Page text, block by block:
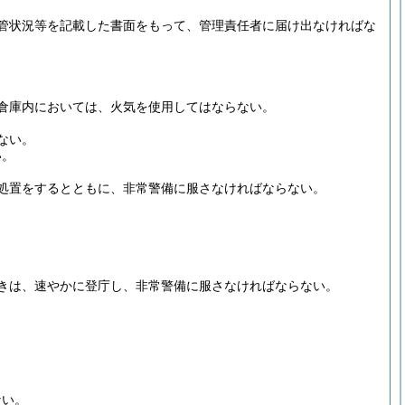
況等を記載した書面をもって、管理責任者に届け出なければな
庫内においては、火気を使用してはならない。
。
をするとともに、非常警備に服さなければならない。
、速やかに登庁し、非常警備に服さなければならない。
。